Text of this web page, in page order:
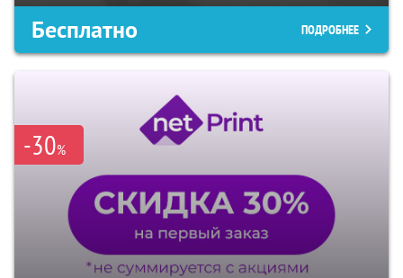
Бесплатно ПОДРОБНЕЕ
-30%